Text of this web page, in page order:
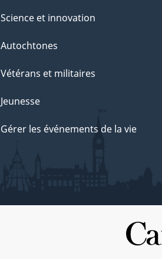
Science et innovation
Autochtones
Vétérans et militaires
Jeunesse
Gérer les événements de la vie